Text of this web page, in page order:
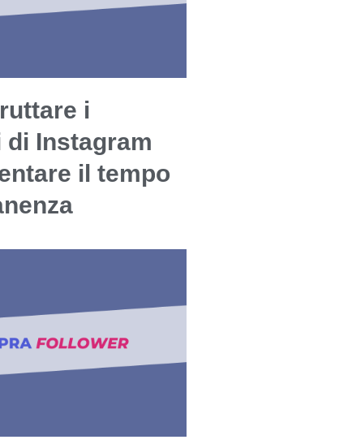
i
Instagram
il tempo